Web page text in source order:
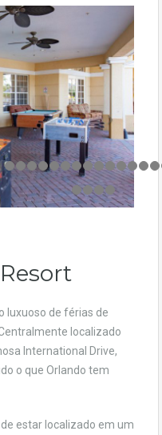
luxuoso de férias de
localizado
International Drive,
o que Orlando tem
estar localizado em um